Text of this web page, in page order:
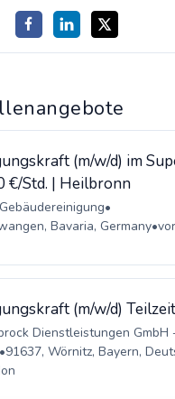
(m/w/d) im
€/Std. | Heilbronn
•
Bavaria, Germany•
(m/w/d) Teilzeit
Dienstleistungen GmbH
91637, Wörnitz, Bayern,